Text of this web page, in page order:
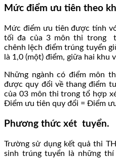
Mức điểm ưu tiên theo
Mức điểm ưu tiên được tính
tối đa của 3 môn thi trong
chênh lệch điểm trúng tuyển
là 1,0 (một) điểm, giữa hai khu
Những ngành có điểm môn
được quy đổi về thang điểm
của 03 môn thi trong tổ hợp
Điểm ưu tiên quy đổi = Điểm
Phương thức xét tuyển.
Trường sử dụng kết quả thi
sinh trúng tuyển là những